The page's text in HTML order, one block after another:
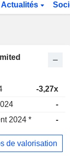
Actualités
-3,27x
-
2024 * -
de valorisation